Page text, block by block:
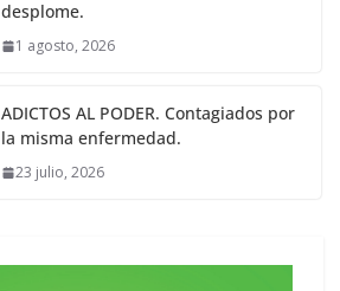
desplome.
1 agosto, 2026
ADICTOS AL PODER. Contagiados por
la misma enfermedad.
23 julio, 2026